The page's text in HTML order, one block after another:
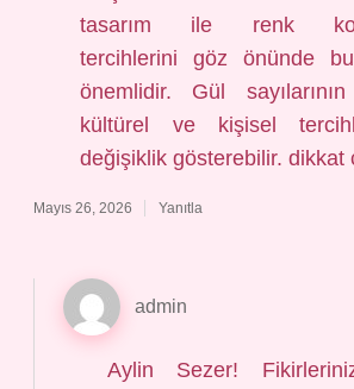
tasarım ile renk
tercihlerini göz önünde
önemlidir. Gül
kültürel ve kişisel
değişiklik gösterebilir. dikkat
Mayıs 26, 2026 Yanıtla
admin
Aylin Sezer!